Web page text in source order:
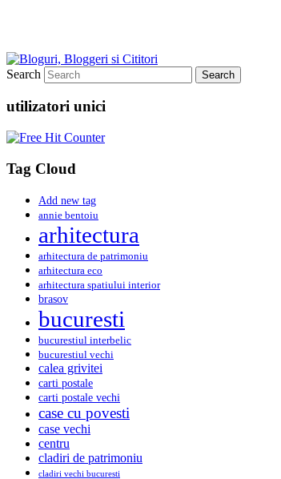
Search
utilizatori unici
Tag Cloud
Add new tag
annie bentoiu
arhitectura
arhitectura de patrimoniu
arhitectura eco
arhitectura spatiului interior
brasov
bucuresti
bucurestiul interbelic
bucurestiul vechi
calea grivitei
carti postale
carti postale vechi
case cu povesti
case vechi
centru
cladiri de patrimoniu
cladiri vechi bucuresti